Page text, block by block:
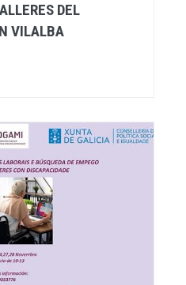
DEL
VILALBA